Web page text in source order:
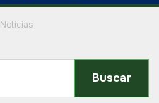
Noticias
Buscar